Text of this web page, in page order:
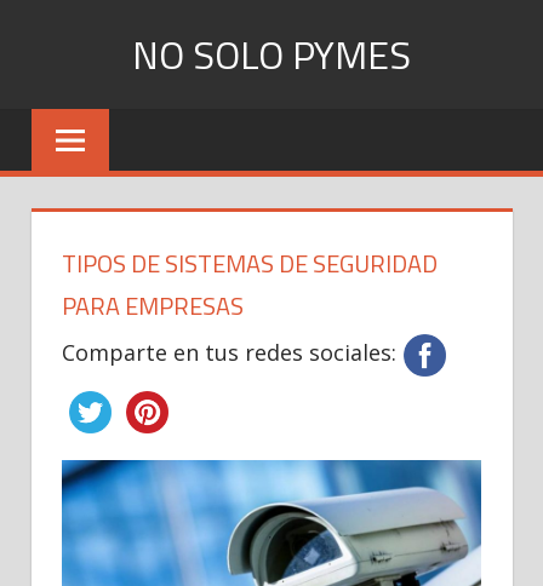
NO SOLO PYMES
Todo
que
necesita
saber
TIPOS DE SISTEMAS DE SEGURIDAD
PARA EMPRESAS
Comparte en tus redes sociales: